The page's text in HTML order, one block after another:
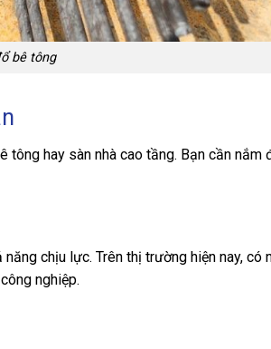
bê tông
hay sàn nhà cao tầng. Bạn cần nắm
chịu lực. Trên thị trường hiện nay, có
nghiệp.